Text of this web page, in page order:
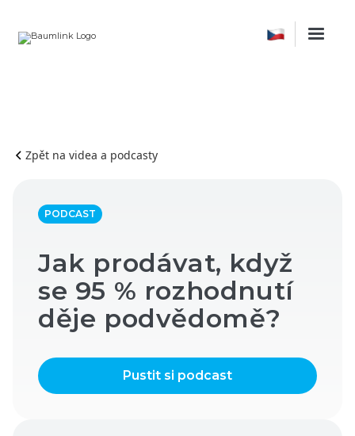
Zpět na videa a podcasty
PODCAST
Jak prodávat, když
se 95 % rozhodnutí
děje podvědomě?
Pustit si podcast